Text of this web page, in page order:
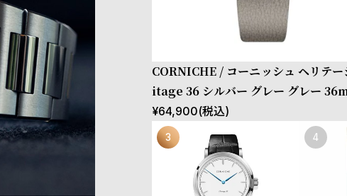
CORNICHE / コーニッシュ ヘリテ
itage 36 シルバー グレー グレー
¥64,900(税込)